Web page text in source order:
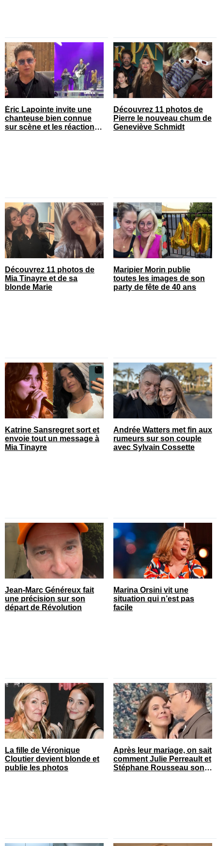
Éric Lapointe invite une
chanteuse bien connue
sur scène et les réactions
Découvrez 11 photos de
Pierre le nouveau chum de
Geneviève Schmidt
Découvrez 11 photos de
Mia Tinayre et de sa
blonde Marie
Maripier Morin publie
toutes les images de son
party de fête de 40 ans
Katrine Sansregret sort et
envoie tout un message à
Mia Tinayre
Andrée Watters met fin aux
rumeurs sur son couple
avec Sylvain Cossette
Jean-Marc Généreux fait
une précision sur son
départ de Révolution
Marina Orsini vit une
situation qui n’est pas
facile
La fille de Véronique
Cloutier devient blonde et
publie les photos
Après leur mariage, on sait
comment Julie Perreault et
Stéphane Rousseau sont